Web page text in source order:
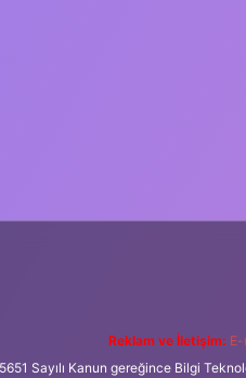
Reklam ve İletişim:
Sayılı Kanun gereğince Bilgi